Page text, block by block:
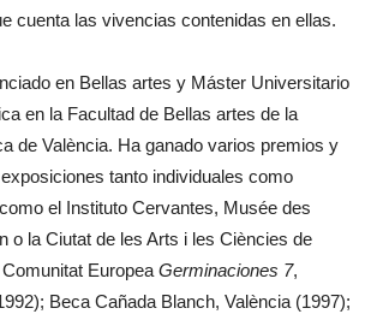
cuenta las vivencias contenidas en ellas.
en Bellas artes y Máster Universitario
en la Facultad de Bellas artes de la
de València. Ha ganado varios premios y
tanto individuales como
el Instituto Cervantes, Musée des
o la Ciutat de les Arts i les Ciències de
Europea Germinaciones 7,
Beca Cañada Blanch, València (1997);